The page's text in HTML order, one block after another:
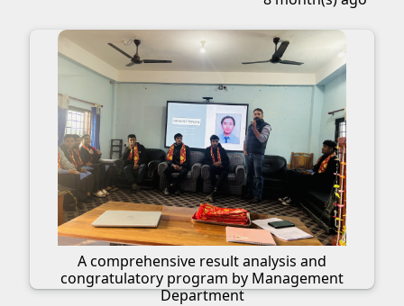
A comprehensive result analysis and
congratulatory program by Management
Department